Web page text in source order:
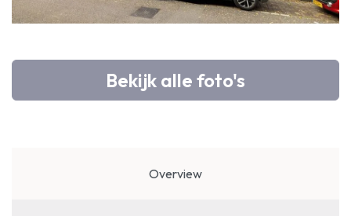
Bekijk alle foto's
Overview